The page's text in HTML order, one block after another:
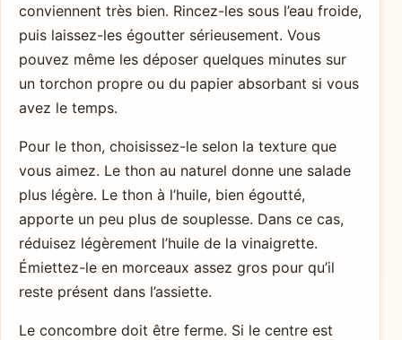
conviennent très bien. Rincez-les sous l’eau froide,
puis laissez-les égoutter sérieusement. Vous
pouvez même les déposer quelques minutes sur
un torchon propre ou du papier absorbant si vous
avez le temps.
Pour le thon, choisissez-le selon la texture que
vous aimez. Le thon au naturel donne une salade
plus légère. Le thon à l’huile, bien égoutté,
apporte un peu plus de souplesse. Dans ce cas,
réduisez légèrement l’huile de la vinaigrette.
Émiettez-le en morceaux assez gros pour qu’il
reste présent dans l’assiette.
Le concombre doit être ferme. Si le centre est